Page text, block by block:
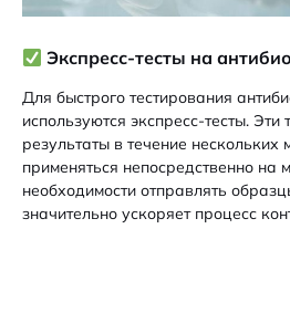
Экспресс-тесты на
Для быстрого тестирования
используются экспресс-тесты. Эти
результаты в течение нескольких
применяться непосредственно на
необходимости отправлять
значительно ускоряет процесс